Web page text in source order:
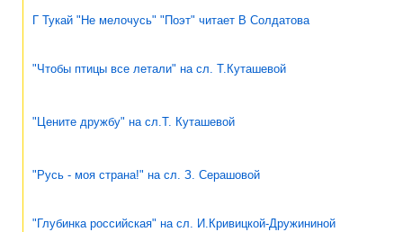
Г Тукай "Не мелочусь" "Поэт" читает В Солдатова
"Чтобы птицы все летали" на сл. Т.Куташевой
"Цените дружбу" на сл.Т. Куташевой
"Русь - моя страна!" на сл. З. Серашовой
"Глубинка российская" на сл. И.Кривицкой-Дружининой